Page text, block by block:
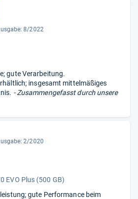
8/2022
gute Verarbeitung.
insgesamt mittelmäßiges
- Zusammengefasst durch unsere
2/2020
EVO Plus (500 GB)
gute Performance beim